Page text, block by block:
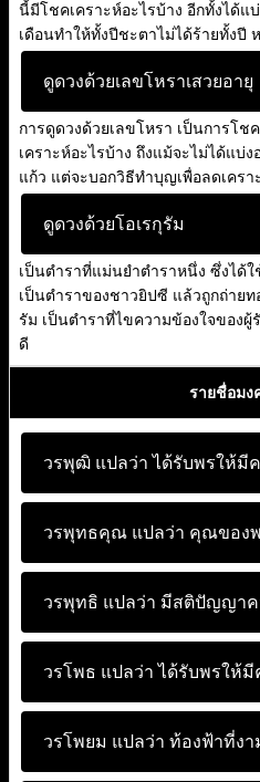
นี้มีโชคเคราะห์อะไรบ้าง อีกทั้งได้แ
เดือนทำให้ทั้งปีชะตาไม่ได้ร้ายทั้งปี
ดูดวงด้วยเลขโหราเสวยอายุ
การดูดวงด้วยเลขโหรา เป็นการโ
เคราะห์อะไรบ้าง ถึงแม้จะไม่ได้แบ่
แก้ว แต่จะบอกวิธีทำบุญเพื่อลดเคร
ดูดวงด้วยโอเรกุรัม
เป็นตำราที่แม่นยำตำราหนึ่ง ซึ่งได้
เป็นตำราของชาวยิปซี แล้วถูกถ่ายท
รัม เป็นตำราที่ไขความข้องใจของ
ดี
รายชื่อมง
วรพุฒิ แปลว่า ได้รับพรให้มี
วรพุทธคุณ แปลว่า คุณของพ
วรพุทธิ แปลว่า มีสติปัญญาค
วรโพธ แปลว่า ได้รับพรให้
วรโพยม แปลว่า ท้องฟ้าที่งา